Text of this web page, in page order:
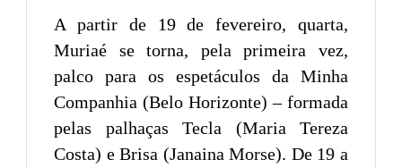
A partir de 19 de fevereiro, quarta,
Muriaé se torna, pela primeira vez,
palco para os espetáculos da Minha
Companhia (Belo Horizonte) – formada
pelas palhaças Tecla (Maria Tereza
Costa) e Brisa (Janaina Morse). De 19 a